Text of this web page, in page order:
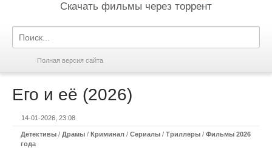
Скачать фильмы через торрент
Полная версия сайта
Его и её (2026)
14-01-2026, 23:08
Детективы / Драмы / Криминал / Сериалы / Триллеры / Фильмы 2026
года